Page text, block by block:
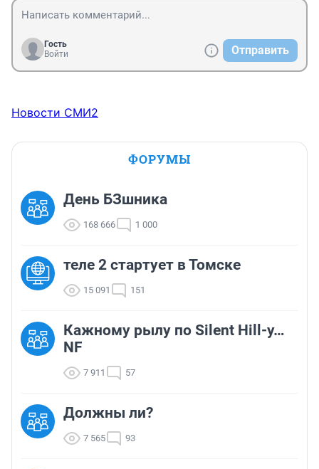
Гость
Войти
Отправить
Новости СМИ2
ФОРУМЫ
День БЗшника
168 666 1 000
теле 2 стартует в Томске
15 091 151
Кажному рылу по Silent Hill-у…
NF
7 911 57
Должны ли?
7 565 93